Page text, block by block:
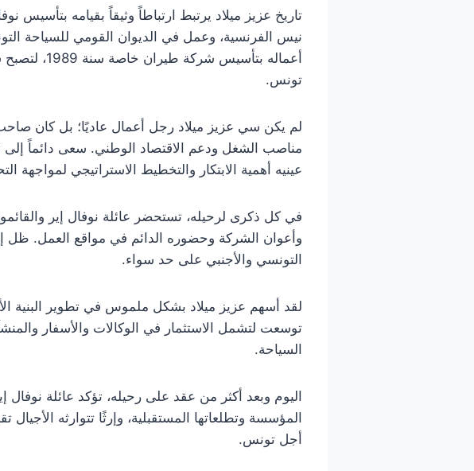
تاريخ عزيز ميلاد يرتبط ارتباطاً وثيقاً بقيامه
نيس الفرنسية، وعمل في الديوان القومي للسياحة
أعماله
تونس.
لم يكن سي عزيز ميلاد رجل أعمال عاديًا؛ بل كان
مناصب الشغل ودعم الاقتصاد الوطني. سعى دائماً
عينيه أهمية الابتكار والتخطيط الاستراتيجي
في كل ذكرى لرحيله، تستحضر عائلة نوفال إير
وأعوان الشركة وحضوره الدائم في مواقع العمل. ظل
التونسي والأجنبي على حد سواء.
لقد أسهم عزيز ميلاد بشكل ملموس في تطوير البنية
توسعت لتشمل الاستثمار في الوكالات والأسفار
السياحة.
اليوم وبعد أكثر من عقد على رحيله، تؤكد عائلة
المؤسسة وتطلعاتها المستقبلية، وإرثًا تتوارثه
أجل تونس.